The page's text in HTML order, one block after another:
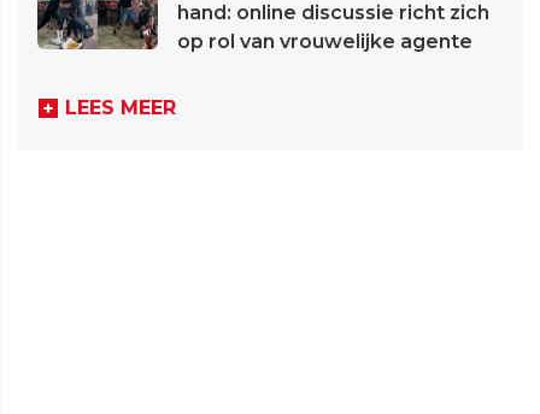
hand: online discussie richt zich
op rol van vrouwelijke agente
LEES MEER